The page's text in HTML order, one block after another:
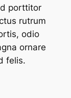
porttitor
rutrum
odio
ornare
felis.